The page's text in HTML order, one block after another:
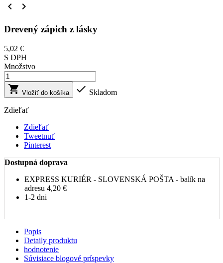
 
Drevený zápich z lásky
5,02 €
S DPH
Množstvo
 Vložiť do košíka  Skladom
Zdieľať
Zdieľať
Tweetnuť
Pinterest
Dostupná doprava
EXPRESS KURIÉR - SLOVENSKÁ POŠTA - balík na
adresu 4,20 €
1-2 dni
Popis
Detaily produktu
hodnotenie
Súvisiace blogové príspevky